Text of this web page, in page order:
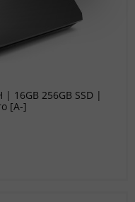
| 16GB 256GB SSD |
[A-]